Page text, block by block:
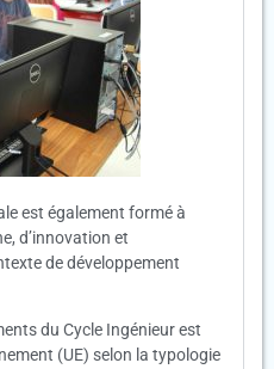
est également formé à
d’innovation et
de développement
du Cycle Ingénieur est
(UE) selon la typologie